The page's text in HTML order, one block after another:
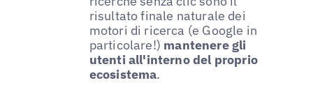
risultato finale naturale dei
motori di ricerca (e Google in
particolare!) mantenere gli
utenti all'interno del proprio
ecosistema.